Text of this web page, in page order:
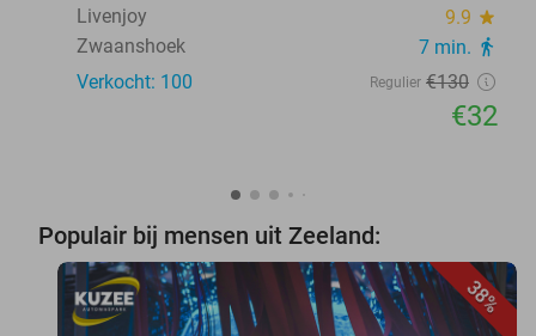
Livenjoy
9.9 star
Zwaanshoek 7 min. directions_walk
Verkocht: 100 Regulier €130
€32
Populair bij mensen uit Zeeland:
38%